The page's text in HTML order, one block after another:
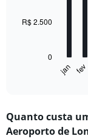
The
Range:
12
jan fev
0
R$ 2.500
Quanto custa
Aeroporto de